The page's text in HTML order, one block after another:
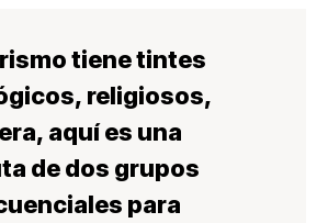
tiene tintes
religiosos,
aquí es una
de dos grupos
para